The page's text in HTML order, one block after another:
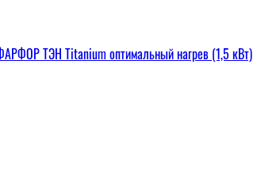
ТЭН Titanium оптимальный нагрев (1,5 кВт)